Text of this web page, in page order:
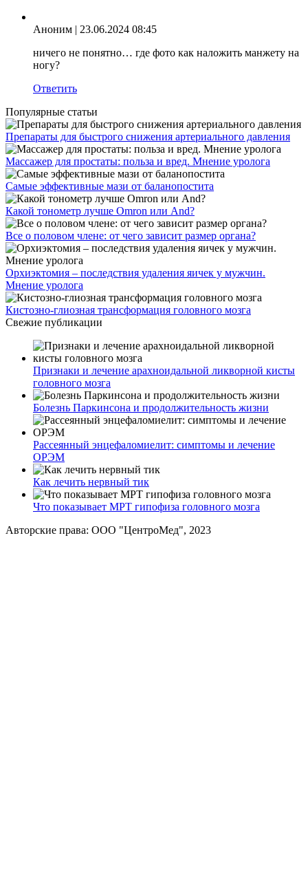
Аноним | 23.06.2024 08:45
ничего не понятно… где фото как наложить манжету на
ногу?
Ответить
Популярные статьи
Препараты для быстрого снижения артериального давления
Массажер для простаты: польза и вред. Мнение уролога
Самые эффективные мази от баланопостита
Какой тонометр лучше Omron или And?
Все о половом члене: от чего зависит размер органа?
Орхиэктомия – последствия удаления яичек у мужчин.
Мнение уролога
Кистозно-глиозная трансформация головного мозга
Свежие публикации
Признаки и лечение арахноидальной ликворной кисты
головного мозга
Болезнь Паркинсона и продолжительность жизни
Рассеянный энцефаломиелит: симптомы и лечение
ОРЭМ
Как лечить нервный тик
Что показывает МРТ гипофиза головного мозга
Авторские права: ООО "ЦентроМед", 2023